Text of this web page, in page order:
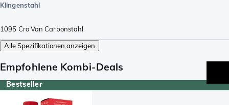
Klingenstahl
1095 Cro Van Carbonstahl
Alle Spezifikationen anzeigen
Empfohlene Kombi-Deals
Bestseller